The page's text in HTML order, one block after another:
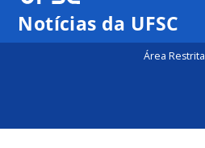
Notícias da UFSC
Área Restrita